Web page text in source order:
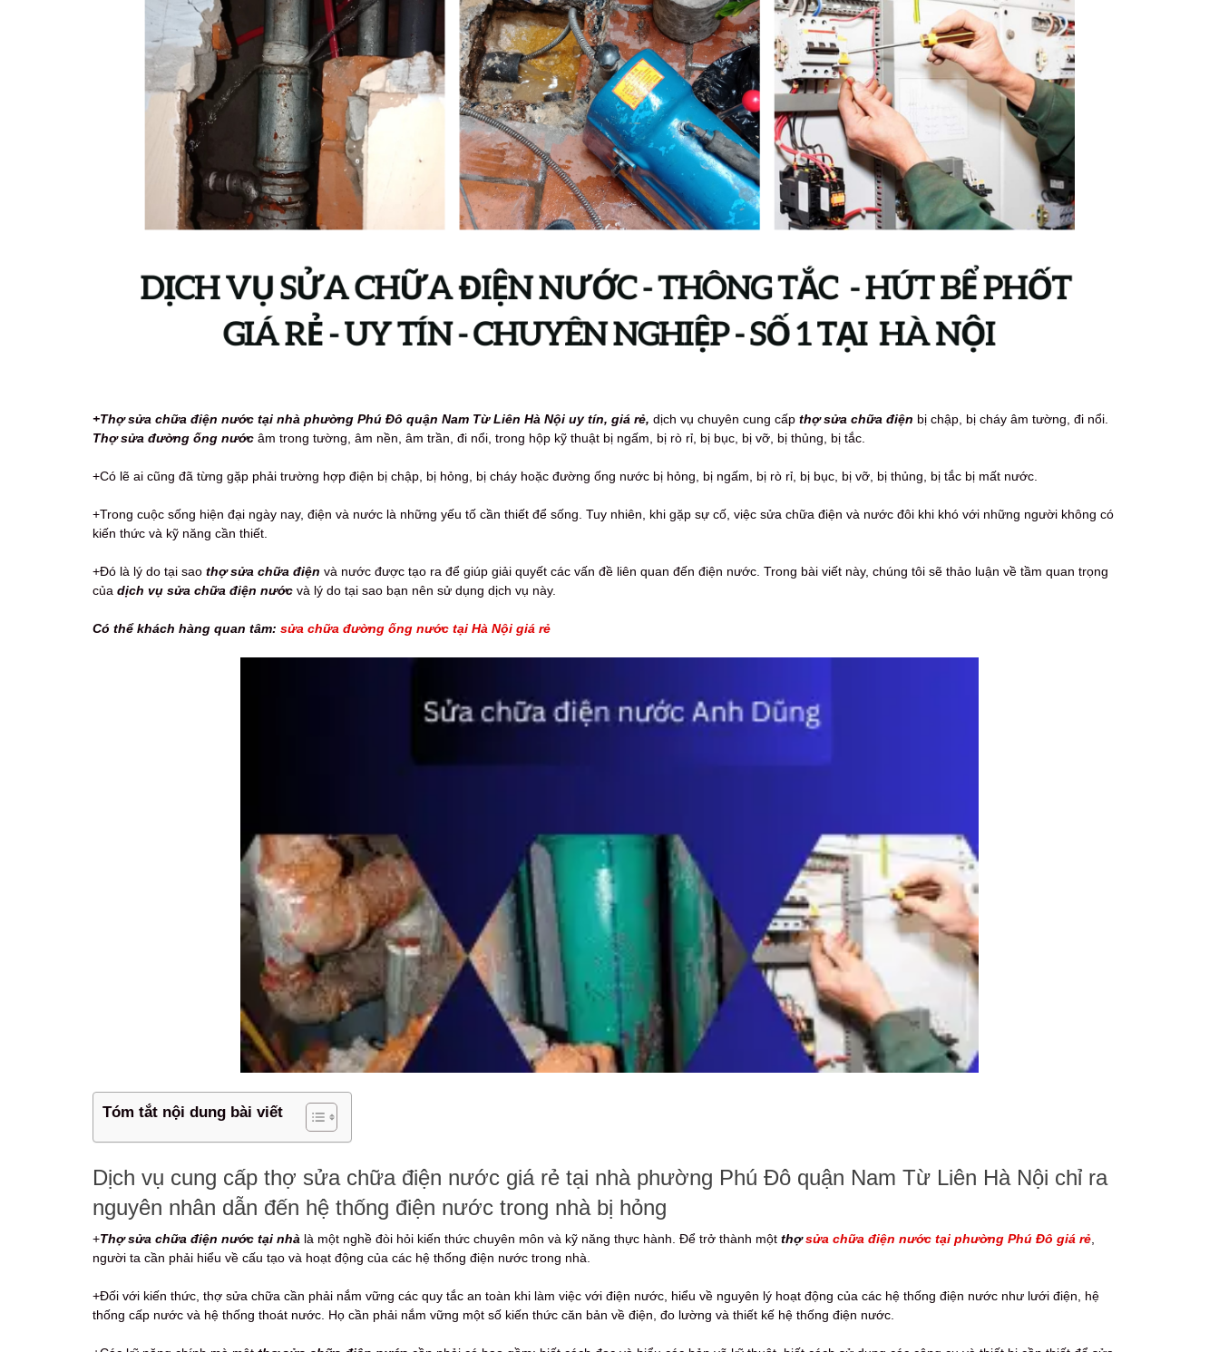
+Thợ sửa chữa điện nước tại nhà phường Phú Đô quận Nam Từ Liên Hà Nội uy tín, giá rẻ, dịch vụ chuyên cung cấp thợ sửa chữa điện bị chập, bị cháy âm tường, đi nổi.
Thợ sửa đường ống nước âm trong tường, âm nền, âm trần, đi nổi, trong hộp kỹ thuật bị ngấm, bị rò rỉ, bị bục, bị vỡ, bị thủng, bị tắc.
+Có lẽ ai cũng đã từng gặp phải trường hợp điện bị chập, bị hỏng, bị cháy hoặc đường ống nước bị hỏng, bị ngấm, bị rò rỉ, bị bục, bị vỡ, bị thủng, bị tắc bị mất nước.
+Trong cuộc sống hiện đại ngày nay, điện và nước là những yếu tố cần thiết để sống. Tuy nhiên, khi gặp sự cố, việc sửa chữa điện và nước đôi khi khó với những người không có
kiến thức và kỹ năng cần thiết.
+Đó là lý do tại sao thợ sửa chữa điện và nước được tạo ra để giúp giải quyết các vấn đề liên quan đến điện nước. Trong bài viết này, chúng tôi sẽ thảo luận về tầm quan trọng
của dịch vụ sửa chữa điện nước và lý do tại sao bạn nên sử dụng dịch vụ này.
Có thể khách hàng quan tâm: sửa chữa đường ống nước tại Hà Nội giá rẻ
Tóm tắt nội dung bài viết
Dịch vụ cung cấp thợ sửa chữa điện nước giá rẻ tại nhà phường Phú Đô quận Nam Từ Liên Hà Nội chỉ ra
nguyên nhân dẫn đến hệ thống điện nước trong nhà bị hỏng
+Thợ sửa chữa điện nước tại nhà là một nghề đòi hỏi kiến thức chuyên môn và kỹ năng thực hành. Để trở thành một thợsửa chữa điện nước tại phường Phú Đô giá rẻ
người ta cần phải hiểu về cấu tạo và hoạt động của các hệ thống điện nước trong nhà.
+Đối với kiến thức, thợ sửa chữa cần phải nắm vững các quy tắc an toàn khi làm việc với điện nước, hiểu về nguyên lý hoạt động của các hệ thống điện nước như lưới điện, hệ
thống cấp nước và hệ thống thoát nước. Họ cần phải nắm vững một số kiến thức căn bản về điện, đo lường và thiết kế hệ thống điện nước.